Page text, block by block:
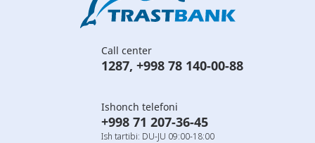
Call center
1287, +998 78 140-00-88
Ishonch telefoni
+998 71 207-36-45
Ish tartibi: DU-JU 09:00-18:00